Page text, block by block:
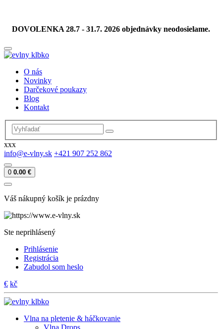
DOVOLENKA 28.7 - 31.7. 2026 objednávky neodosielame.
O nás
Novinky
Darčekové poukazy
Blog
Kontakt
xxx
info@e-vlny.sk +421 907 252 862
0 0.00 €
Váš nákupný košík je prázdny
Ste neprihlásený
Prihlásenie
Registrácia
Zabudol som heslo
€ kč
Vlna na pletenie & háčkovanie
Vlna Drops